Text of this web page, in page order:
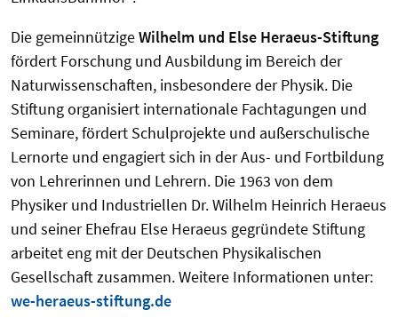
Die gemeinnützigeWilhelm und Else Heraeus-Stiftung
fördert Forschung und Ausbildung im Bereich der
Naturwissenschaften, insbesondere der Physik. Die
Stiftung organisiert internationale Fachtagungen und
Seminare, fördert Schulprojekte und außerschulische
Lernorte und engagiert sich in der Aus- und Fortbildung
von Lehrerinnen und Lehrern. Die 1963 von dem
Physiker und Industriellen Dr. Wilhelm Heinrich Heraeus
und seiner Ehefrau Else Heraeus gegründete Stiftung
arbeitet eng mit der Deutschen Physikalischen
Gesellschaft zusammen. Weitere Informationen unter:
we-heraeus-stiftung.de